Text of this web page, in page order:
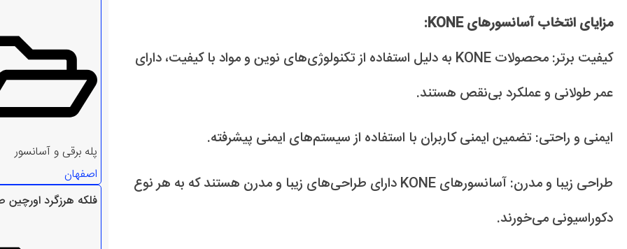
مزایای انتخاب آسانسورهای KONE:
کیفیت برتر: محصولات KONE به دلیل استفاده از تکنولوژی‌های نوین و مواد با کیفیت، دارای
عمر طولانی و عملکرد بی‌نقص هستند.
ایمنی و راحتی: تضمین ایمنی کاربران با استفاده از سیستم‌های ایمنی پیشرفته.
طراحی زیبا و مدرن: آسانسورهای KONE دارای طراحی‌های زیبا و مدرن هستند که به هر نوع
دکوراسیونی می‌خورند.
پله برقی و آسانسور
اصفهان
فلکه هرزگرد